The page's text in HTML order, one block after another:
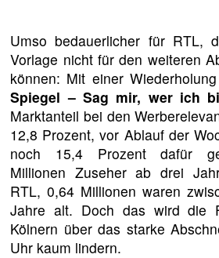
Umso bedauerlicher für RTL,
Vorlage nicht für den weiteren
können: Mit einer
Spiegel – Sag mir, wer ich
Marktanteil bei den
12,8 Prozent, vor Ablauf der
noch 15,4 Prozent dafür
Millionen Zuseher ab drei
RTL, 0,64 Millionen waren
Jahre alt. Doch das wird die
Kölnern über das starke
Uhr kaum lindern.